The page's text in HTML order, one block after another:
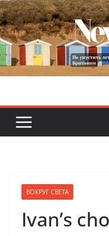
Skip
to
content
ВОКРУГ СВЕТА
Ivan’s